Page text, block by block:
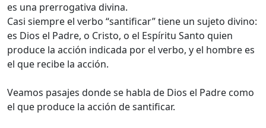
es una prerrogativa divina.
Casi siempre el verbo “santificar” tiene un sujeto divino:
es Dios el Padre, o Cristo, o el Espíritu Santo quien
produce la acción indicada por el verbo, y el hombre es
el que recibe la acción.
Veamos pasajes donde se habla de Dios el Padre como
el que produce la acción de santificar.